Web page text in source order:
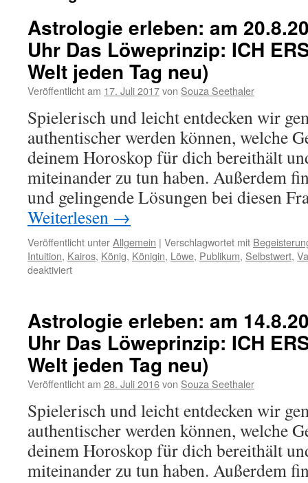
Astrologie erleben: am
Uhr Das Löweprinzip: ICH
Welt jeden Tag neu)
Veröffentlicht am 17. Juli 2017von Souza Seethaler
Spielerisch und leicht entdecken wir
authentischer werden können, welche
deinem Horoskop für dich bereithält
miteinander zu tun haben. Außerdem
und gelingende Lösungen bei diesen
Weiterlesen →
Veröffentlicht unterAllgemein | Verschlagwortet mit
Intuition, Kairos, König, Königin, Löwe, Publikum, Selbstwert,
deaktiviertfür
20.8.2017,
10:00
–
17:00
Uhr
Das
Löweprinzip:
ICH
ERSCHAFFE
(die
Welt
jeden
Astrologie erleben: am
Uhr Das Löweprinzip: ICH
Welt jeden Tag neu)
Veröffentlicht am 28. Juli 2016von Souza Seethaler
Spielerisch und leicht entdecken wir
authentischer werden können, welche
deinem Horoskop für dich bereithält
miteinander zu tun haben. Außerdem